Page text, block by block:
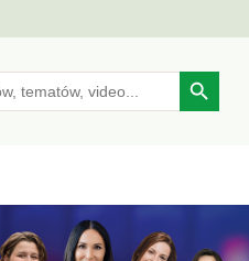
Search Button